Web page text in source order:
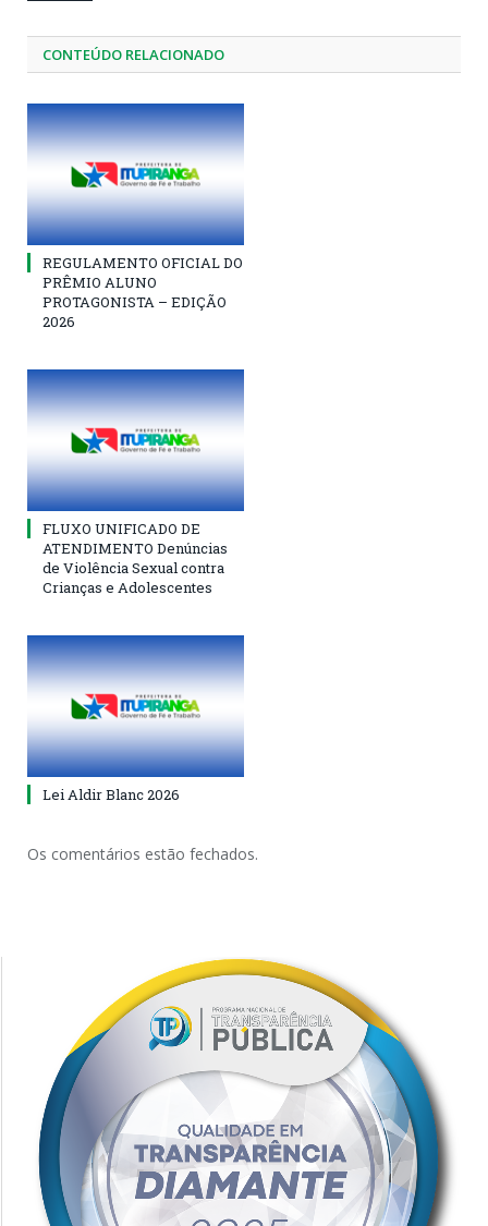
CONTEÚDO RELACIONADO
REGULAMENTO OFICIAL DO
PRÊMIO ALUNO
PROTAGONISTA – EDIÇÃO
2026
FLUXO UNIFICADO DE
ATENDIMENTO Denúncias
de Violência Sexual contra
Crianças e Adolescentes
Lei Aldir Blanc 2026
Os comentários estão fechados.